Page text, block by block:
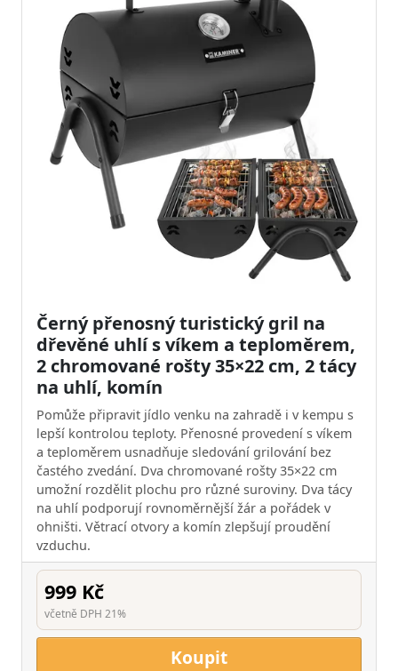
Černý přenosný turistický gril na
dřevěné uhlí s víkem a teploměrem,
2 chromované rošty 35×22 cm, 2 tácy
na uhlí, komín
Pomůže připravit jídlo venku na zahradě i v kempu s
lepší kontrolou teploty. Přenosné provedení s víkem
a teploměrem usnadňuje sledování grilování bez
častého zvedání. Dva chromované rošty 35×22 cm
umožní rozdělit plochu pro různé suroviny. Dva tácy
na uhlí podporují rovnoměrnější žár a pořádek v
ohništi. Větrací otvory a komín zlepšují proudění
vzduchu.
999 Kč
včetně DPH 21%
Koupit